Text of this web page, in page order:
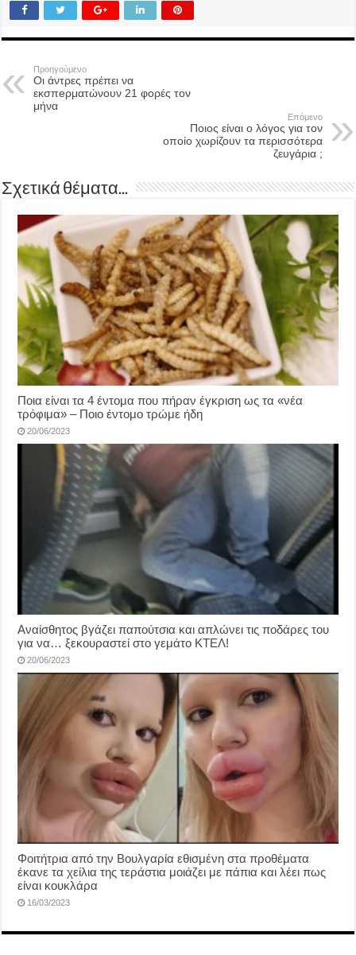
Προηγούμενο
Οι άντρες πρέπει να
εκσπeρματώνουν 21 φορές τον
μήνα
Επόμενο
Ποιος είναι ο λόγος για τον
οποίο χωρίζουν τα περισσότερα
ζευγάρια ;
Σχετικά θέματα...
Ποια είναι τα 4 έντομα που πήραν έγκριση ως τα «νέα
τρόφιμα» – Ποιο έντομο τρώμε ήδη
20/06/2023
Αναίσθητος βγάζει παπούτσια και απλώνει τις ποδάρες του
για να… ξεκουραστεί στο γεμάτο ΚΤΕΛ!
20/06/2023
Φοιτήτρια από την Βουλγαρία εθισμένη στα προθέματα
έκανε τα χείλια της τεράστια μοιάζει με πάπια και λέει πως
είναι κουκλάρα
16/03/2023